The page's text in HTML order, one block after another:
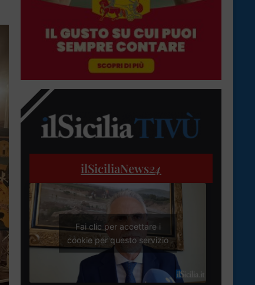
ilSiciliaNews24
Fai clic per accettare i
cookie per questo servizio